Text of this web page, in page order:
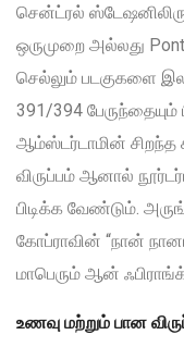
சென்ட்ரல்
ஒருமுறை அல்லது
செல்லும் படகுகளை
391/394
ஆம்ஸ்டர்டாமின் சிறந்த
விருப்பம் ஆனால்
பிடிக்க வேண்டும்.
கோப்ராவின் “நான்
மாபெரும் ஆன்
உணவு மற்றும் பான